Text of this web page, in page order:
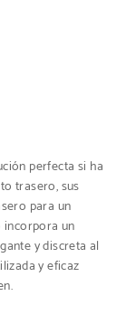
perfecta si ha
trasero, sus
para un
incorpora un
y discreta al
y eficaz